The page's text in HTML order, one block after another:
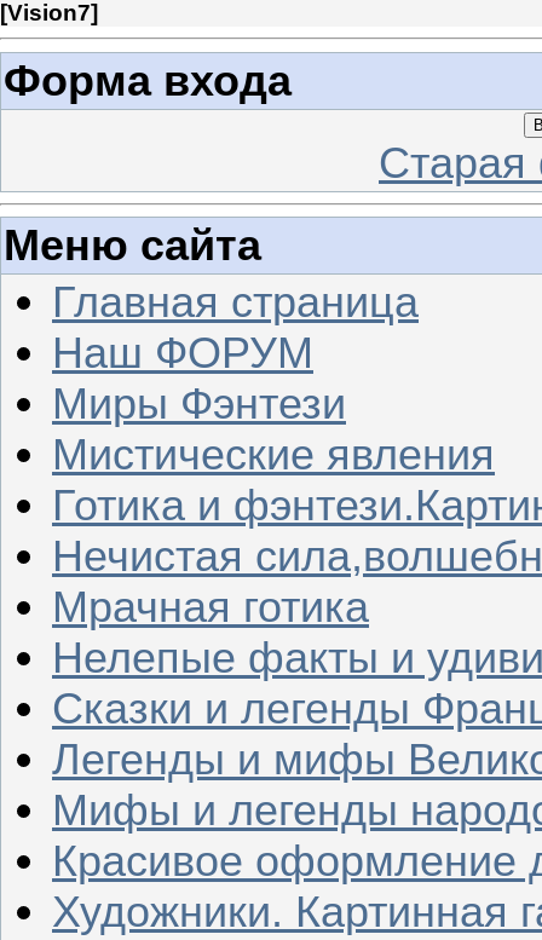
[Vision7]
Форма входа
Меню сайта
Главная страница
Наш ФОРУМ
Миры Фэнтези
Мистические явления
Готика и
Нечистая
Мрачная готика
Нелепые факты и
Сказки и легенды
Легенды и мифы
Мифы и легенды
Красивое оформление
Художники. Картинная